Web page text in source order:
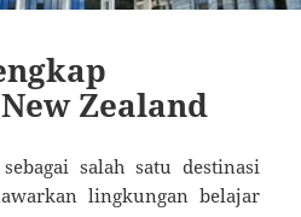
Zealand
salah satu destinasi
lingkungan belajar